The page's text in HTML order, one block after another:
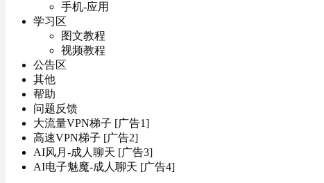
手机-应用
学习区
图文教程
视频教程
公告区
其他
帮助
问题反馈
大流量VPN梯子 [广告1]
高速VPN梯子 [广告2]
AI风月-成人聊天 [广告3]
AI电子魅魔-成人聊天 [广告4]